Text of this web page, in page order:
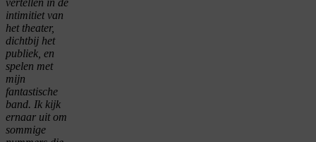
intimitiet van
het theater,
dichtbij het
publiek, en
spelen met
mijn
fantastische
band. Ik kijk
ernaar uit om
sommige